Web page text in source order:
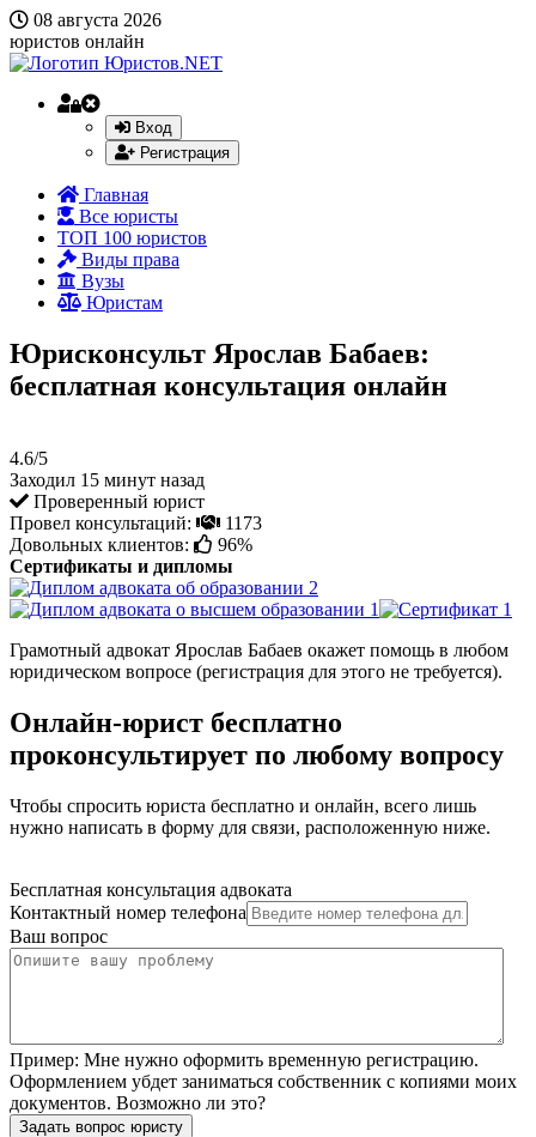
08 августа 2026
юристов онлайн
Вход
Регистрация
Главная
Все юристы
ТОП 100 юристов
Виды права
Вузы
Юристам
Юрисконсульт Ярослав Бабаев:
бесплатная консультация онлайн
4.6/5
Заходил 15 минут назад
Проверенный юрист
Провел консультаций:
1173
Довольных клиентов:
96%
Сертификаты и дипломы
Грамотный адвокат Ярослав Бабаев окажет помощь в любом
юридическом вопросе (регистрация для этого не требуется).
Онлайн-юрист бесплатно
проконсультирует по любому вопросу
Чтобы спросить юриста бесплатно и онлайн, всего лишь
нужно написать в форму для связи, расположенную ниже.
Бесплатная консультация адвоката
Контактный номер телефона
Ваш вопрос
Пример: Мне нужно оформить временную регистрацию.
Оформлением убдет заниматься собственник с копиями моих
документов. Возможно ли это?
Задать вопрос юристу